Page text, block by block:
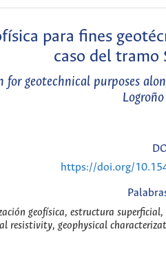
para fines
caso del tramo
geotechnical purposes
https://doi.org/
geofísica, estructura
resistivity, geophysical